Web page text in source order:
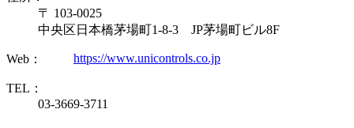
〒 103-0025
中央区日本橋茅場町1-8-3 JP茅場町ビル8F
Web： https://www.unicontrols.co.jp
TEL：
03-3669-3711